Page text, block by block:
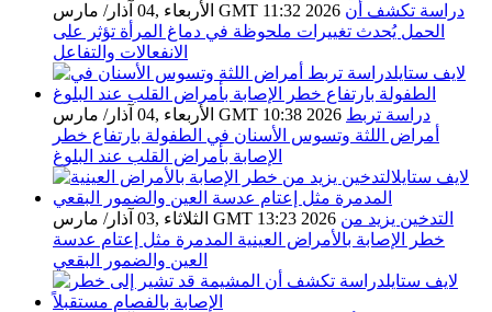
الأربعاء ,04 آذار/ مارس GMT 11:32 2026 دراسة تكشف أن
الحمل يُحدث تغييرات ملحوظة في دماغ المرأة تؤثر على
الانفعالات والتفاعل
الأربعاء ,04 آذار/ مارس GMT 10:38 2026 دراسة تربط
أمراض اللثة وتسوس الأسنان في الطفولة بارتفاع خطر
الإصابة بأمراض القلب عند البلوغ
الثلاثاء ,03 آذار/ مارس GMT 13:23 2026 التدخين يزيد من
خطر الإصابة بالأمراض العينية المدمرة مثل إعتام عدسة
العين والضمور البقعي